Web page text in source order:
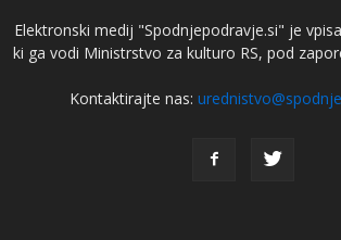
Elektronski medij "Spodnjepodravje.si" je
ki ga vodi Ministrstvo za kulturo RS, pod
Kontaktirajte nas: